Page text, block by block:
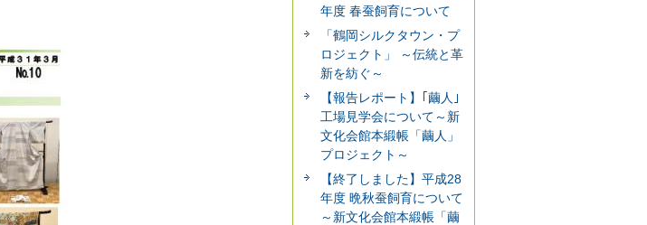
年度 春蚕飼育について
「鶴岡シルクタウン・プ
ロジェクト」 ～伝統と革
新を紡ぐ～
【報告レポート】｢繭人｣
工場見学会について～新
文化会館本緞帳「繭人」
プロジェクト～
【終了しました】平成28
年度 晩秋蚕飼育について
～新文化会館本緞帳「繭